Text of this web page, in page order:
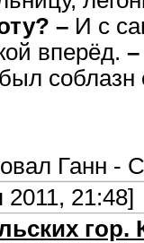
– И с
вперёд.
соблазн
Ганн -
21:48]
гор.